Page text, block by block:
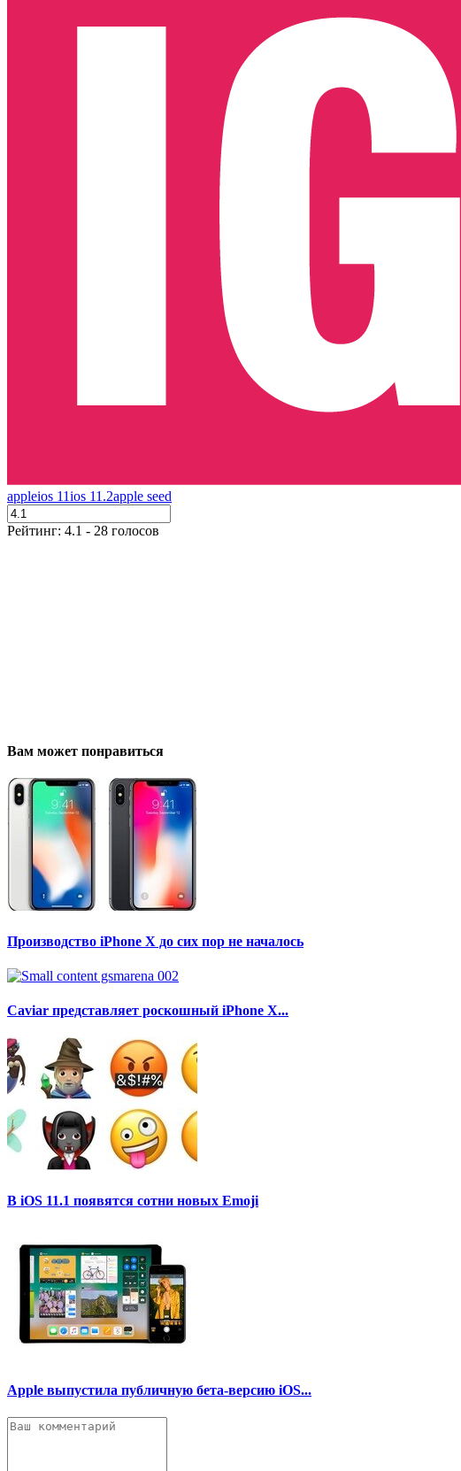
appleios 11ios 11.2apple seed
Рейтинг: 4.1 - 28 голосов
Вам может понравиться
Производство iPhone X до сих пор не началось
Caviar представляет роскошный iPhone X...
В iOS 11.1 появятся сотни новых Emoji
Apple выпустила публичную бета-версию iOS...